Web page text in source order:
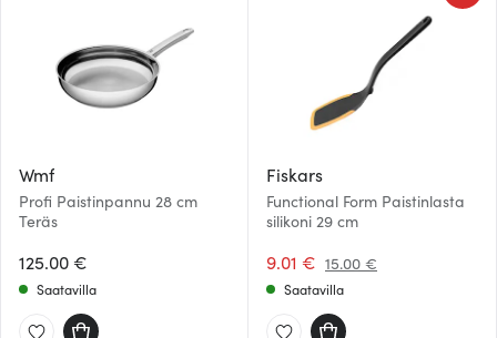
Wmf
Profi Paistinpannu 28 cm
Teräs
125.00 €
Saatavilla
Fiskars
Functional Form Paistinlasta
silikoni 29 cm
9.01 € 15.00 €
Saatavilla